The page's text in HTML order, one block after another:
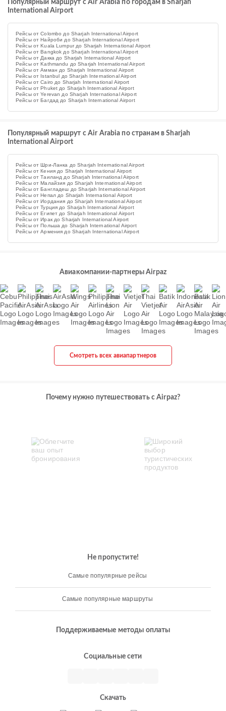
Популярный маршрут с Air Arabia по городам в Sharjah
International Airport
Рейсы от Colombo до Sharjah International Airport
Рейсы от Найроби до Sharjah International Airport
Рейсы от Kuala Lumpur до Sharjah International Airport
Рейсы от Bangkok до Sharjah International Airport
Рейсы от Дакка до Sharjah International Airport
Рейсы от Kathmandu до Sharjah International Airport
Рейсы от Амман до Sharjah International Airport
Рейсы от Istanbul до Sharjah International Airport
Рейсы от Cairo до Sharjah International Airport
Рейсы от Phuket до Sharjah International Airport
Рейсы от Yerevan до Sharjah International Airport
Рейсы от Багдад до Sharjah International Airport
Популярный маршрут с Air Arabia по странам в Sharjah
International Airport
Рейсы от Шри-Ланка до Sharjah International Airport
Рейсы от Кения до Sharjah International Airport
Рейсы от Таиланд до Sharjah International Airport
Рейсы от Малайзия до Sharjah International Airport
Рейсы от Бангладеш до Sharjah International Airport
Рейсы от Непал до Sharjah International Airport
Рейсы от Иордания до Sharjah International Airport
Рейсы от Турция до Sharjah International Airport
Рейсы от Египет до Sharjah International Airport
Рейсы от Ирак до Sharjah International Airport
Рейсы от Польша до Sharjah International Airport
Рейсы от Армения до Sharjah International Airport
Авиакомпании-партнеры Airpaz
Смотреть всех авиапартнеров
Почему нужно путешествовать с Airpaz?
Не пропустите!
Самые популярные рейсы
Самые популярные маршруты
Поддерживаемые методы оплаты
Социальные сети
Скачать